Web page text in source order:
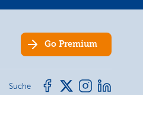
Go Premium
Suche